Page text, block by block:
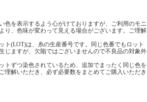
色を表示するよう心がけておりますが、ご利用のモニ
り、色味が変わって見える場合がございます。ご理解
ト(LOT)は、糸の生産番号です。同じ色番でもロット
じますが、欠陥ではございませんので不良品の対象外
トずつ染色されているため、追加でまったく同じ色を
理解いただき、必ず必要数をまとめてご購入いただき